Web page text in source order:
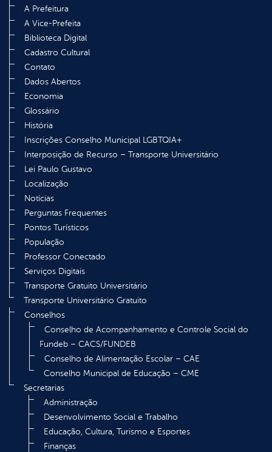
A Prefeitura
A Vice-Prefeita
Biblioteca Digital
Cadastro Cultural
Contato
Dados Abertos
Economia
Glossário
História
Inscrições Conselho Municipal LGBTQIA+
Interposição de Recurso – Transporte Universitário
Lei Paulo Gustavo
Localização
Notícias
Perguntas Frequentes
Pontos Turísticos
População
Professor Conectado
Serviços Digitais
Transporte Gratuito Universitário
Transporte Universitário Gratuito
Conselhos
Conselho de Acompanhamento e Controle Social do
Fundeb – CACS/FUNDEB
Conselho de Alimentação Escolar – CAE
Conselho Municipal de Educação – CME
Secretarias
Administração
Desenvolvimento Social e Trabalho
Educação, Cultura, Turismo e Esportes
Finanças